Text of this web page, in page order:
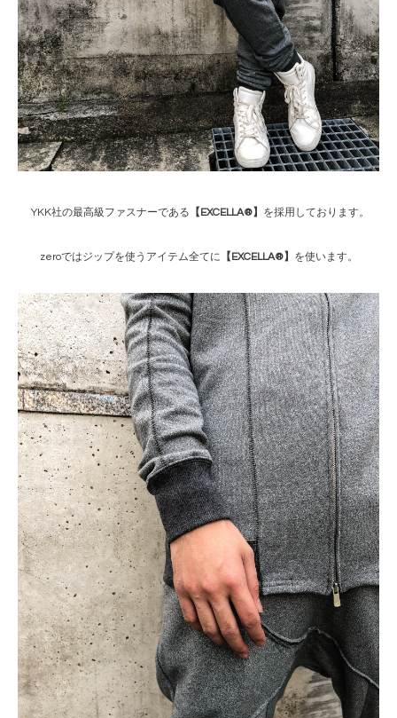
YKK社の最高級ファスナーである 【EXCELLA®】 を採用しております。
zeroではジップを使うアイテム全てに 【EXCELLA®】 を使います。